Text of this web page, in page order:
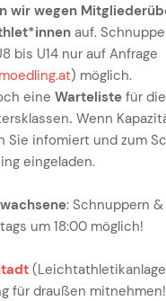
wir wegen
auf.
bis U14 nur auf Anfrage
) möglich.
eine Warteliste für die
. Wenn
Sie infomiert und zum
eingeladen.
: Schnuppern
um 18:00 möglich!
für draußen mitnehmen!